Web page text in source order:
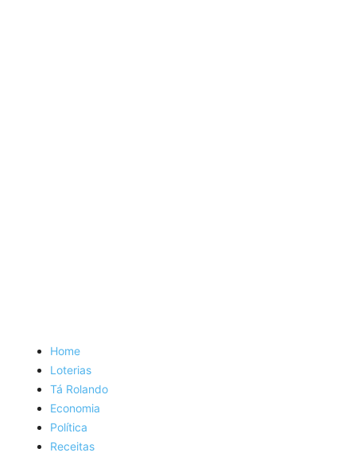
Home
Loterias
Tá Rolando
Economia
Política
Receitas